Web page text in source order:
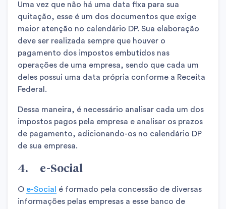
Uma vez que não há uma data fixa para sua
quitação, esse é um dos documentos que exige
maior atenção no calendário DP. Sua elaboração
deve ser realizada sempre que houver o
pagamento dos impostos embutidos nas
operações de uma empresa, sendo que cada um
deles possui uma data própria conforme a Receita
Federal.
Dessa maneira, é necessário analisar cada um dos
impostos pagos pela empresa e analisar os prazos
de pagamento, adicionando-os no calendário DP
de sua empresa.
4. e-Social
O e-Social
é formado pela concessão de diversas
informações pelas empresas a esse banco de